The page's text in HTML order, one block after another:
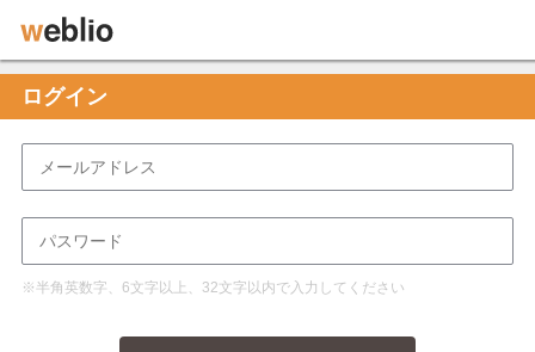
ログイン
※半角英数字、6文字以上、32文字以内で入力してください